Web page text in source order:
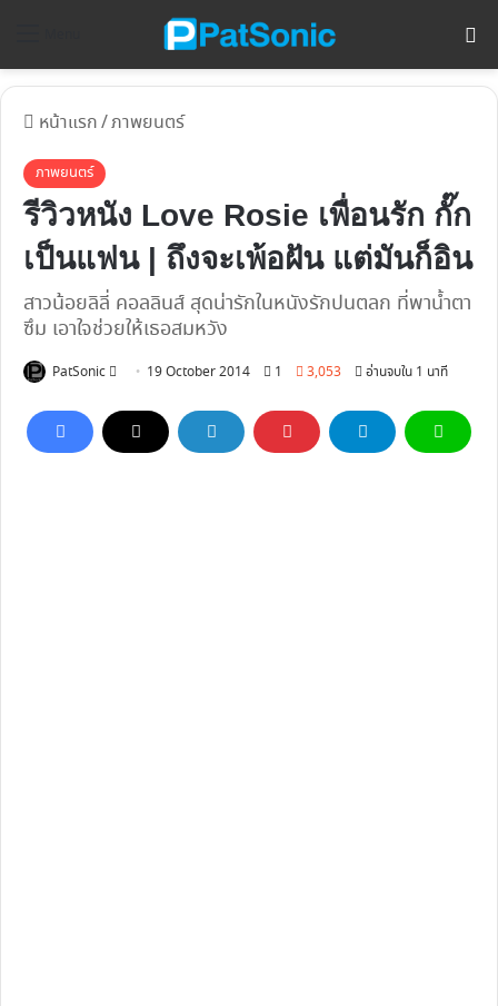
หน้าแรก/ภาพยนตร์
ภาพยนตร์
รีวิวหนัง Love Rosie เพื่อนรัก กั๊ก
เป็นแฟน | ถึงจะเพ้อฝัน แต่มันก็อิน
สาวน้อยลิลี่ คอลลินส์ สุดน่ารักในหนังรักปนตลก ที่พาน้ำตา
ซึม เอาใจช่วยให้เธอสมหวัง
PatSonic
Follow19 October 2014 1 3,053 อ่านจบใน 1 นาที